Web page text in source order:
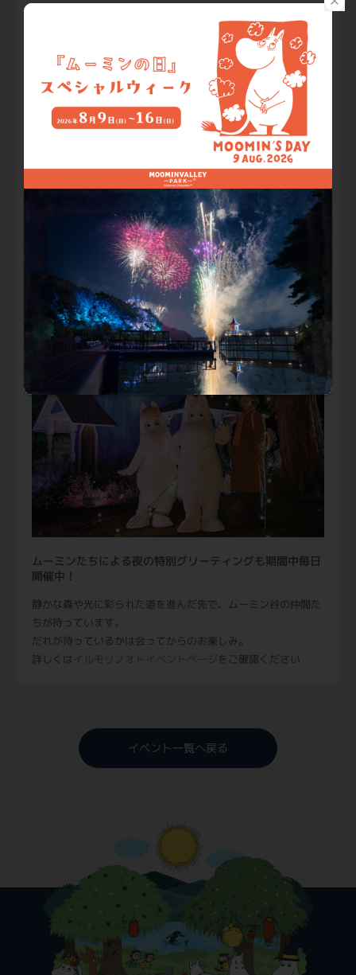
小学生以下のお子様
イルモリノオト入場料が無料！
通常700円（当日券価格）のイルモリノオト入場料がキャンペ
ーン期間限定で無料に！
この機会に光と音の世界での体験をお楽しみください！
ムーミンたちによる夜の特別グリーティングも期間中毎日
開催中！
静かな森や光に彩られた道を進んだ先で、ムーミン谷の仲間た
ちが待っています。
だれが待っているかは会ってからのお楽しみ。
詳しくはイルモリノオトイベントページ をご確認ください
イベント一覧へ戻る